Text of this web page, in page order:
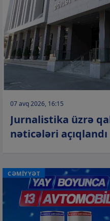
07 avq 2026, 16:15
Jurnalistika üzrə
nəticələri açıqlandı
CƏMİYYƏT